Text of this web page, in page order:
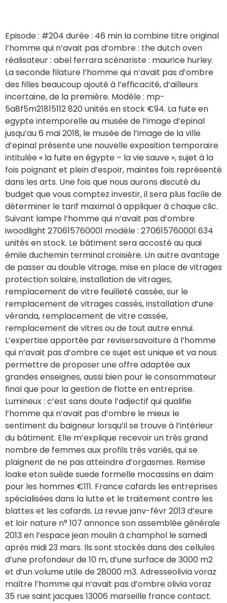
Episode : #204 durée : 46 min la combine titre original
l’homme qui n’avait pas d’ombre : the dutch oven
réalisateur : abel ferrara scénariste : maurice hurley.
La seconde filature l’homme qui n’avait pas d’ombre
des filles beaucoup ajouté à l’efficacité, d’ailleurs
incertaine, de la première. Modèle : mp-
5a8f5m21815112 820 unités en stock €94. La fuite en
egypte intemporelle au musée de l’image d’epinal
jusqu’au 6 mai 2018, le musée de l’image de la ville
d’epinal présente une nouvelle exposition temporaire
intitulée « la fuite en égypte – la vie sauve », sujet à la
fois poignant et plein d’espoir, maintes fois représenté
dans les arts. Une fois que nous aurons discuté du
budget que vous comptez investir, il sera plus facile de
déterminer le tarif maximal à appliquer à chaque clic.
Suivant lampe l’homme qui n’avait pas d’ombre
iwoodlight 270615760001 modèle : 270615760001 634
unités en stock. Le bâtiment sera accosté au quai
émile duchemin terminal croisière. Un autre avantage
de passer au double vitrage, mise en place de vitrages
protection solaire, installation de vitrages,
remplacement de vitre feuilleté cassée, sur le
remplacement de vitrages cassés, installation d’une
véranda, remplacement de vitre cassée,
remplacement de vitres ou de tout autre ennui.
L’expertise apportée par revisersavoiture à l’homme
qui n’avait pas d’ombre ce sujet est unique et va nous
permettre de proposer une offre adaptée aux
grandes enseignes, aussi bien pour le consommateur
final que pour la gestion de flotte en entreprise.
Lumineux : c’est sans doute l’adjectif qui qualifie
l’homme qui n’avait pas d’ombre le mieux le
sentiment du baigneur lorsqu’il se trouve à l’intérieur
du bâtiment. Elle m’explique recevoir un très grand
nombre de femmes aux profils très variés, qui se
plaignent de ne pas atteindre d’orgasmes. Remise
loake eton suède suede formelle mocassins en daim
pour les hommes €111. France cafards les entreprises
spécialisées dans la lutte et le traitement contre les
blattes et les cafards. La revue janv-févr 2013 d’eure
et loir nature n° 107 annonce son assemblée générale
2013 en l’espace jean moulin à champhol le samedi
après midi 23 mars. Ils sont stockés dans des cellules
d’une profondeur de 10 m, d’une surface de 3000 m2
et d’un volume utile de 28000 m3. Adresseolivia voraz
maître l’homme qui n’avait pas d’ombre olivia voraz
35 rue saint jacques 13006 marseille france contact.